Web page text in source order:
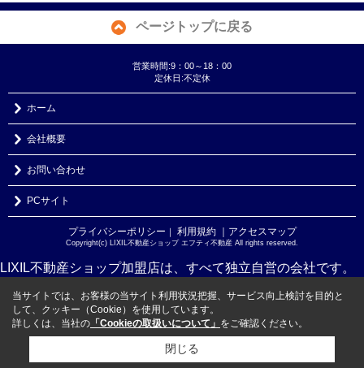
ページトップに戻る
営業時間:9：00～18：00
定休日:不定休
ホーム
会社概要
お問い合わせ
PCサイト
プライバシーポリシー ｜ 利用規約 ｜アクセスマップ
Copyright(c) LIXIL不動産ショップ エフティ不動産 All rights reserved.
LIXIL不動産ショップ加盟店は、すべて独立自営の会社です。
当サイトでは、お客様の当サイト利用状況把握、サービス向上検討を目的と
して、クッキー（Cookie）を使用しています。
詳しくは、当社の 「Cookieの取扱いについて」 をご確認ください。
閉じる